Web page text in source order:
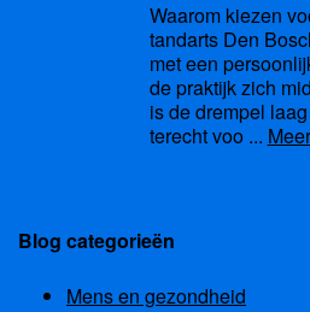
Waarom kiezen
tandarts Den
met een
de praktijk zich
is de drempel
terecht voo ...
Blog categorieën
Mens en gezondheid